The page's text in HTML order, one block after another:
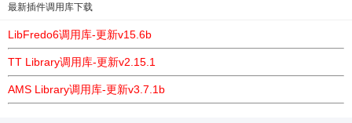
最新插件调用库下载
LibFredo6调用库-更新v15.6b
TT Library调用库-更新v2.15.1
AMS Library调用库-更新v3.7.1b